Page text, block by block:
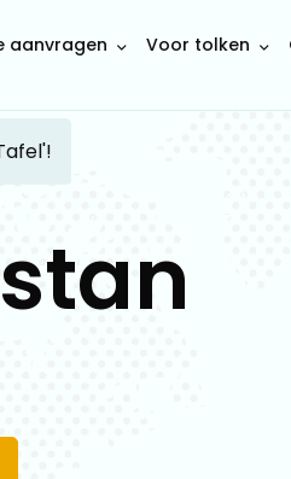
aanvragen Voor tolken